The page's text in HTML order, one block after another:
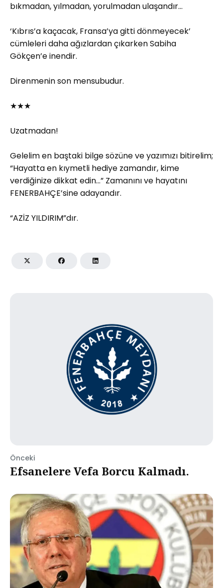
bıkmadan, yılmadan, yorulmadan ulaşandır…
‘Kıbrıs’a kaçacak, Fransa’ya gitti dönmeyecek’
cümleleri daha ağızlardan çıkarken Sabiha
Gökçen’e inendir.
Direnmenin son mensubudur.
★★★
Uzatmadan!
Gelelim en baştaki bilge sözüne ve yazımızı bitirelim;
“Hayatta en kıymetli hediye zamandır, kime
verdiğinize dikkat edin…” Zamanını ve hayatını
FENERBAHÇE’sine adayandır.
“AZİZ YILDIRIM”dır.
Önceki
Efsanelere Vefa Borcu Kalmadı.